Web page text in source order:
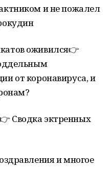
и не пожалел
оживился👉
от коронавируса, и
Сводка эктренных
и многое